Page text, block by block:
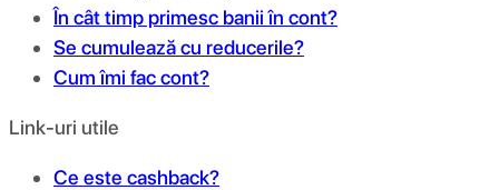
În cât timp primesc banii în cont?
Se cumulează cu reducerile?
Cum îmi fac cont?
Link-uri utile
Ce este cashback?